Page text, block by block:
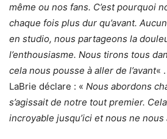
même ou nos fans. C’est pourquoi
chaque fois plus dur qu’avant.
en studio, nous partageons la
l’enthousiasme. Nous tirons tous
cela nous pousse à aller de l’avant«
LaBrie déclare : « Nous abordons
s’agissait de notre tout premier.
incroyable jusqu’ici et nous ne